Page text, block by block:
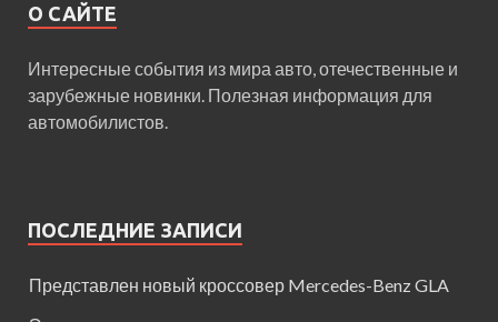
О САЙТЕ
Интересные события из мира авто, отечественные и
зарубежные новинки. Полезная информация для
автомобилистов.
ПОСЛЕДНИЕ ЗАПИСИ
Представлен новый кроссовер Mercedes-Benz GLA